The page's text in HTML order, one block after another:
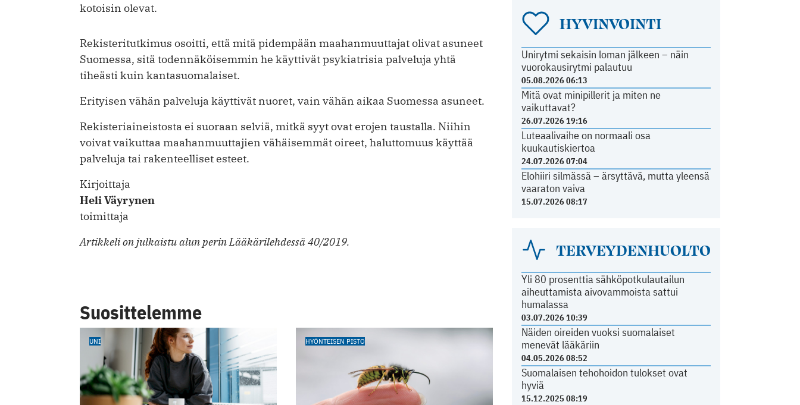
HYVINVOINTI
Unirytmi sekaisin loman jälkeen – näin
vuorokausirytmi palautuu
05.08.2026 06:13
Mitä ovat minipillerit ja miten ne
vaikuttavat?
26.07.2026 19:16
Luteaalivaihe on normaali osa
kuukautiskiertoa
24.07.2026 07:04
Elohiiri silmässä – ärsyttävä, mutta yleensä
vaaraton vaiva
15.07.2026 08:17
TERVEYDENHUOLTO
Yli 80 prosenttia sähköpotkulautailun
aiheuttamista aivovammoista sattui
humalassa
03.07.2026 10:39
Näiden oireiden vuoksi suomalaiset
menevät lääkäriin
04.05.2026 08:52
Suomalaisen tehohoidon tulokset ovat
hyviä
15.12.2025 08:19
kotoisin olevat.
Rekisteritutkimus osoitti, että mitä pidempään maahanmuuttajat olivat asuneet
Suomessa, sitä todennäköisemmin he käyttivät psykiatrisia palveluja yhtä
tiheästi kuin kantasuomalaiset.
Erityisen vähän palveluja käyttivät nuoret, vain vähän aikaa Suomessa asuneet.
Rekisteriaineistosta ei suoraan selviä, mitkä syyt ovat erojen taustalla. Niihin
voivat vaikuttaa maahanmuuttajien vähäisemmät oireet, haluttomuus käyttää
palveluja tai rakenteelliset esteet.
Kirjoittaja
Heli Väyrynen
toimittaja
Artikkeli on julkaistu alun perin Lääkärilehdessä 40/2019.
Suosittelemme
UNI HYÖNTEISEN PISTO